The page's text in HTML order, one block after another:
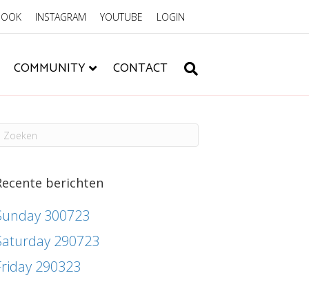
INSTAGRAM YOUTUBE LOGIN
COMMUNITY CONTACT
berichten
300723
290723
290323